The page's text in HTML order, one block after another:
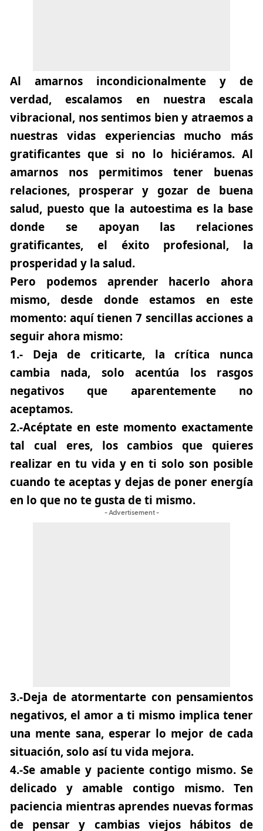
Al amarnos incondicionalmente y de
verdad, escalamos en nuestra escala
vibracional, nos sentimos bien y atraemos a
nuestras vidas experiencias mucho más
gratificantes que si no lo hiciéramos. Al
amarnos nos permitimos tener buenas
relaciones, prosperar y gozar de buena
salud, puesto que la autoestima es la base
donde se apoyan las relaciones
gratificantes, el éxito profesional, la
prosperidad y la salud.
Pero podemos aprender hacerlo ahora
mismo, desde donde estamos en este
momento: aquí tienen 7 sencillas acciones a
seguir ahora mismo:
1.- Deja de criticarte, la crítica nunca
cambia nada, solo acentúa los rasgos
negativos que aparentemente no
aceptamos.
2.-Acéptate en este momento exactamente
tal cual eres, los cambios que quieres
realizar en tu vida y en ti solo son posible
cuando te aceptas y dejas de poner energía
en lo que no te gusta de ti mismo.
- Advertisement -
3.-Deja de atormentarte con pensamientos
negativos, el amor a ti mismo implica tener
una mente sana, esperar lo mejor de cada
situación, solo así tu vida mejora.
4.-Se amable y paciente contigo mismo. Se
delicado y amable contigo mismo. Ten
paciencia mientras aprendes nuevas formas
de pensar y cambias viejos hábitos de